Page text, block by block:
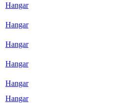
Hangar
Hangar
Hangar
Hangar
Hangar
Hangar